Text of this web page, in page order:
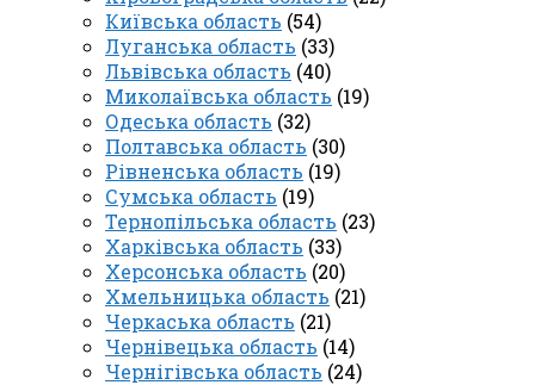
Київська область (54)
Луганська область (33)
Львівська область (40)
Миколаївська область (19)
Одеська область (32)
Полтавська область (30)
Рівненська область (19)
Сумська область (19)
Тернопільська область (23)
Харківська область (33)
Херсонська область (20)
Хмельницька область (21)
Черкаська область (21)
Чернівецька область (14)
Чернігівська область (24)